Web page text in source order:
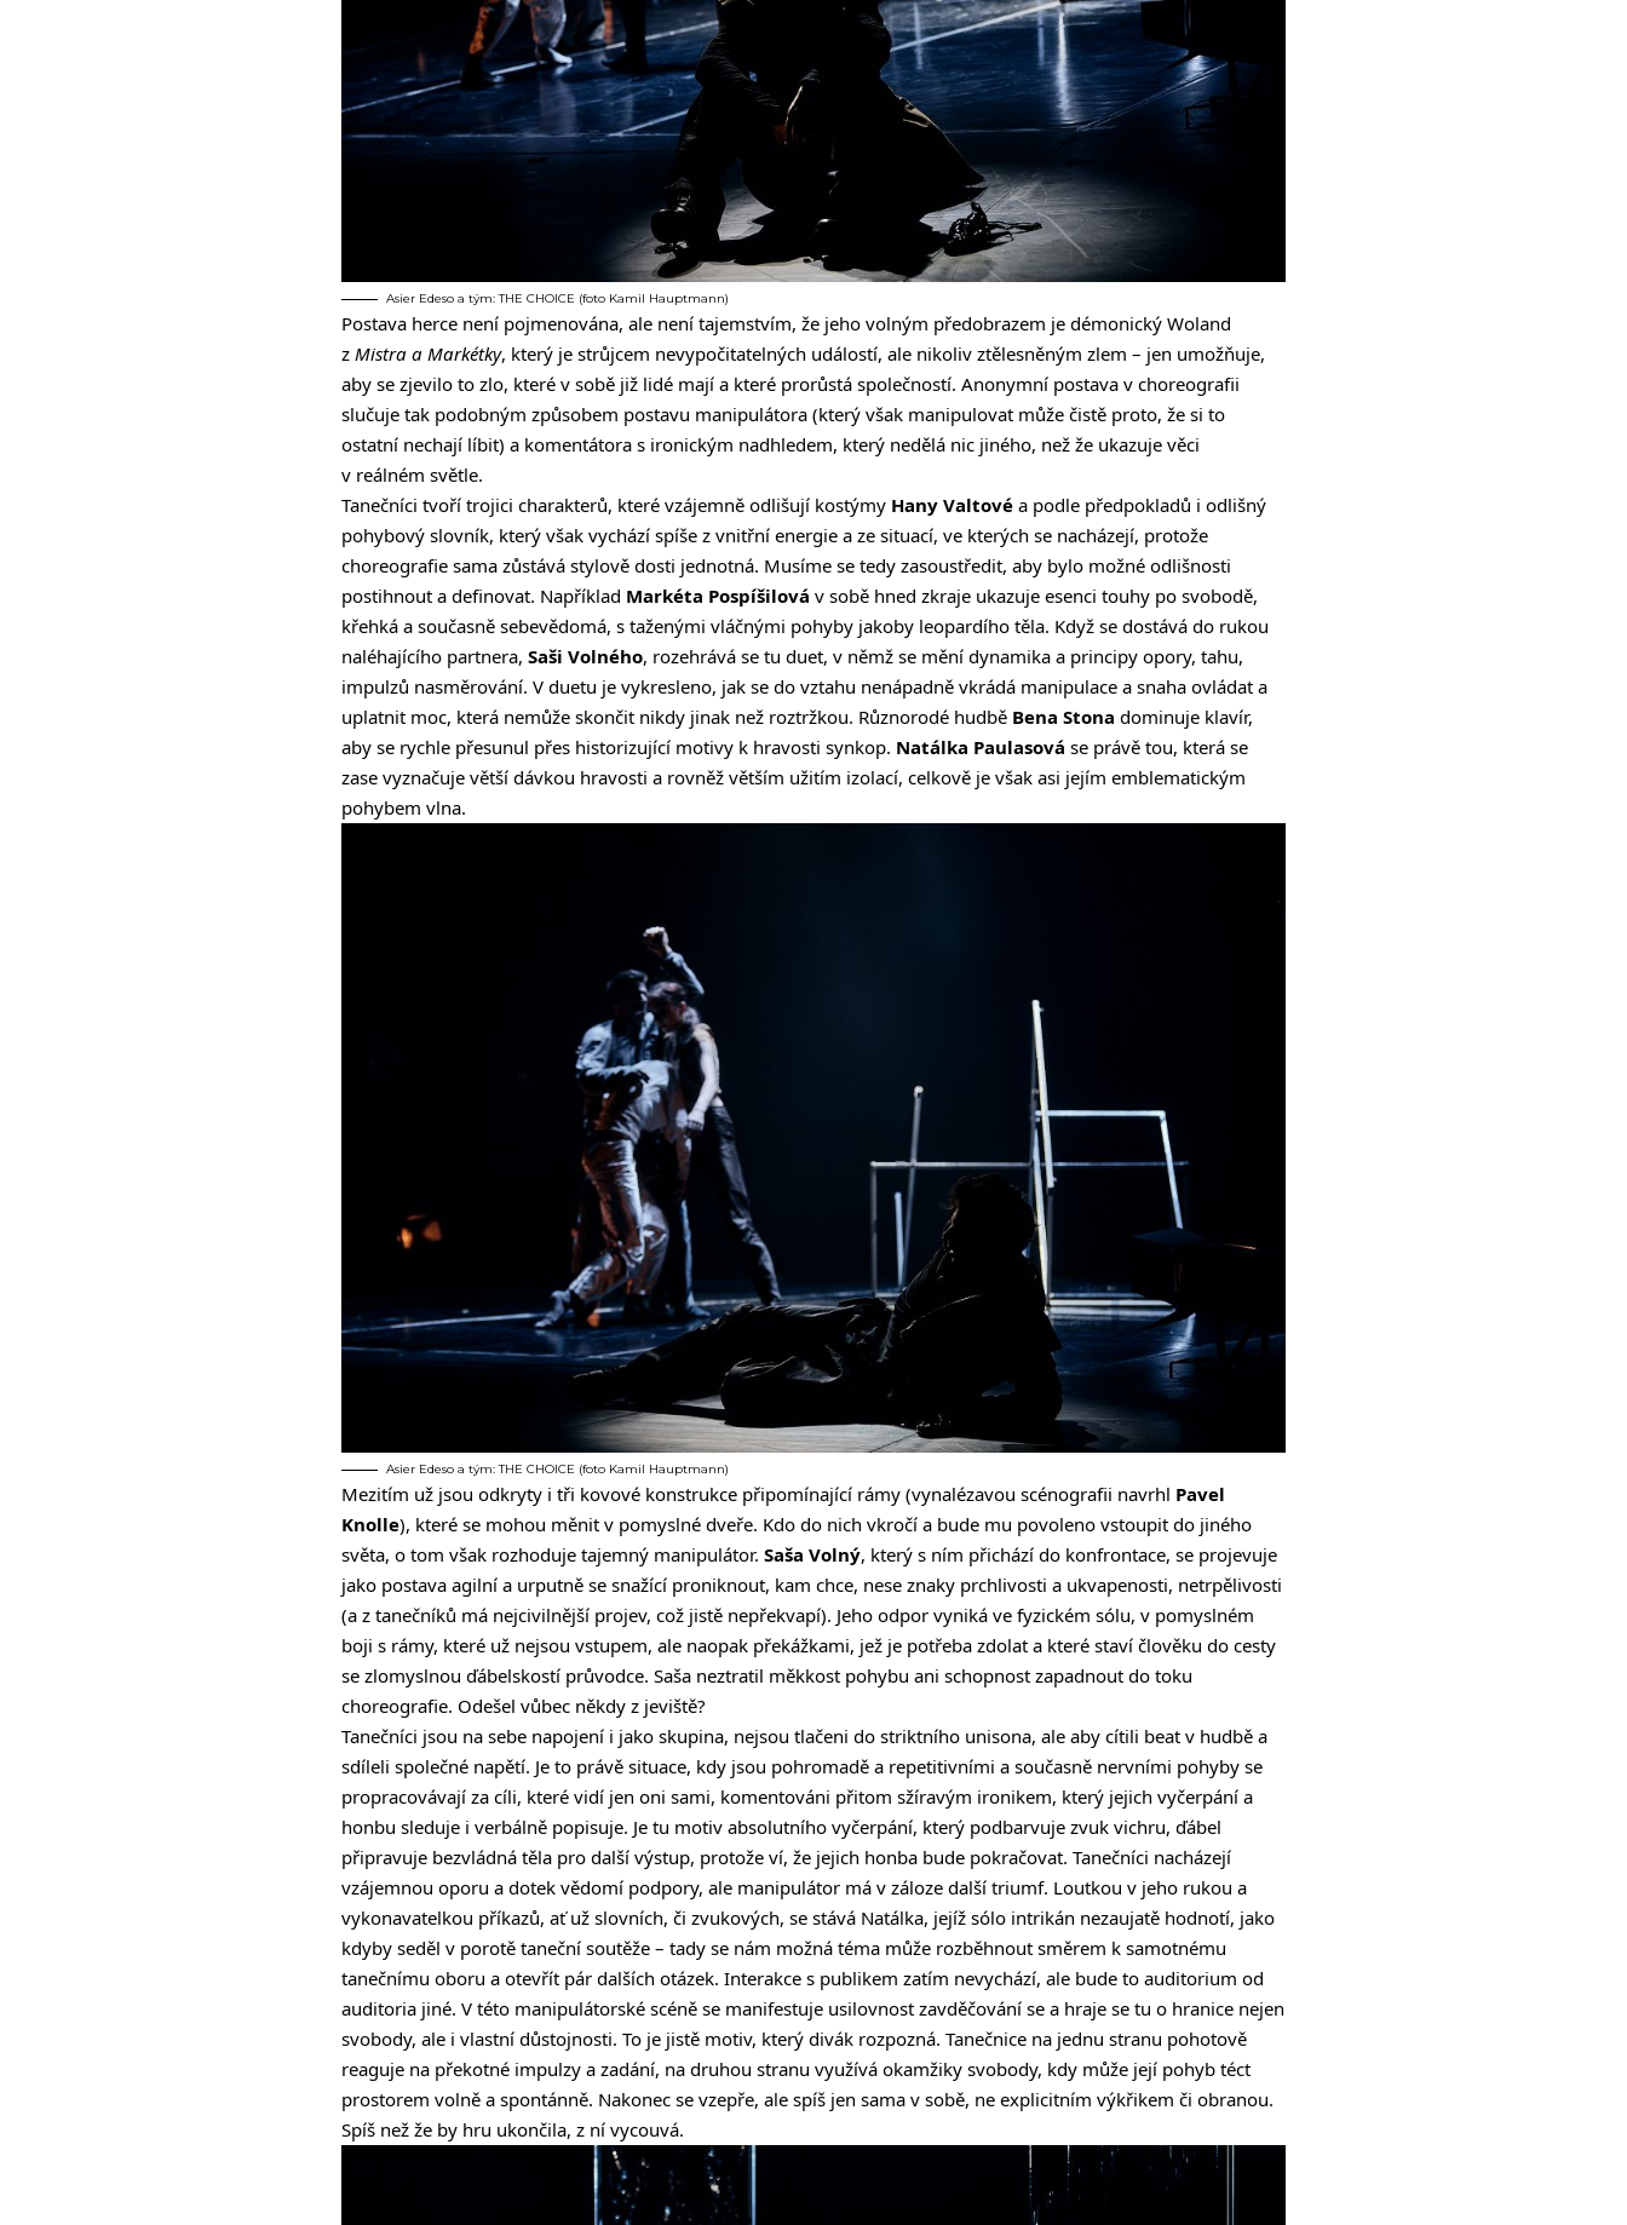
Asier Edeso a tým: THE CHOICE (foto Kamil Hauptmann)
Postava herce není pojmenována, ale není tajemstvím, že jeho volným předobrazem je démonický Woland
z Mistra a Markétky, který je strůjcem nevypočitatelných událostí, ale nikoliv ztělesněným zlem – jen umožňuje,
aby se zjevilo to zlo, které v sobě již lidé mají a které prorůstá společností. Anonymní postava v choreografii
slučuje tak podobným způsobem postavu manipulátora (který však manipulovat může čistě proto, že si to
ostatní nechají líbit) a komentátora s ironickým nadhledem, který nedělá nic jiného, než že ukazuje věci
v reálném světle.
Tanečníci tvoří trojici charakterů, které vzájemně odlišují kostýmy Hany Valtové a podle předpokladů i odlišný
pohybový slovník, který však vychází spíše z vnitřní energie a ze situací, ve kterých se nacházejí, protože
choreografie sama zůstává stylově dosti jednotná. Musíme se tedy zasoustředit, aby bylo možné odlišnosti
postihnout a definovat. Například Markéta Pospíšilová v sobě hned zkraje ukazuje esenci touhy po svobodě,
křehká a současně sebevědomá, s taženými vláčnými pohyby jakoby leopardího těla. Když se dostává do rukou
naléhajícího partnera, Saši Volného, rozehrává se tu duet, v němž se mění dynamika a principy opory, tahu,
impulzů nasměrování. V duetu je vykresleno, jak se do vztahu nenápadně vkrádá manipulace a snaha ovládat a
uplatnit moc, která nemůže skončit nikdy jinak než roztržkou. Různorodé hudbě Bena Stona dominuje klavír,
aby se rychle přesunul přes historizující motivy k hravosti synkop. Natálka Paulasová se právě tou, která se
zase vyznačuje větší dávkou hravosti a rovněž větším užitím izolací, celkově je však asi jejím emblematickým
pohybem vlna.
Asier Edeso a tým: THE CHOICE (foto Kamil Hauptmann)
Mezitím už jsou odkryty i tři kovové konstrukce připomínající rámy (vynalézavou scénografii navrhl Pavel
Knolle), které se mohou měnit v pomyslné dveře. Kdo do nich vkročí a bude mu povoleno vstoupit do jiného
světa, o tom však rozhoduje tajemný manipulátor. Saša Volný, který s ním přichází do konfrontace, se projevuje
jako postava agilní a urputně se snažící proniknout, kam chce, nese znaky prchlivosti a ukvapenosti, netrpělivosti
(a z tanečníků má nejcivilnější projev, což jistě nepřekvapí). Jeho odpor vyniká ve fyzickém sólu, v pomyslném
boji s rámy, které už nejsou vstupem, ale naopak překážkami, jež je potřeba zdolat a které staví člověku do cesty
se zlomyslnou ďábelskostí průvodce. Saša neztratil měkkost pohybu ani schopnost zapadnout do toku
choreografie. Odešel vůbec někdy z jeviště?
Tanečníci jsou na sebe napojení i jako skupina, nejsou tlačeni do striktního unisona, ale aby cítili beat v hudbě a
sdíleli společné napětí. Je to právě situace, kdy jsou pohromadě a repetitivními a současně nervními pohyby se
propracovávají za cíli, které vidí jen oni sami, komentováni přitom sžíravým ironikem, který jejich vyčerpání a
honbu sleduje i verbálně popisuje. Je tu motiv absolutního vyčerpání, který podbarvuje zvuk vichru, ďábel
připravuje bezvládná těla pro další výstup, protože ví, že jejich honba bude pokračovat. Tanečníci nacházejí
vzájemnou oporu a dotek vědomí podpory, ale manipulátor má v záloze další triumf. Loutkou v jeho rukou a
vykonavatelkou příkazů, ať už slovních, či zvukových, se stává Natálka, jejíž sólo intrikán nezaujatě hodnotí, jako
kdyby seděl v porotě taneční soutěže – tady se nám možná téma může rozběhnout směrem k samotnému
tanečnímu oboru a otevřít pár dalších otázek. Interakce s publikem zatím nevychází, ale bude to auditorium od
auditoria jiné. V této manipulátorské scéně se manifestuje usilovnost zavděčování se a hraje se tu o hranice nejen
svobody, ale i vlastní důstojnosti. To je jistě motiv, který divák rozpozná. Tanečnice na jednu stranu pohotově
reaguje na překotné impulzy a zadání, na druhou stranu využívá okamžiky svobody, kdy může její pohyb téct
prostorem volně a spontánně. Nakonec se vzepře, ale spíš jen sama v sobě, ne explicitním výkřikem či obranou.
Spíš než že by hru ukončila, z ní vycouvá.